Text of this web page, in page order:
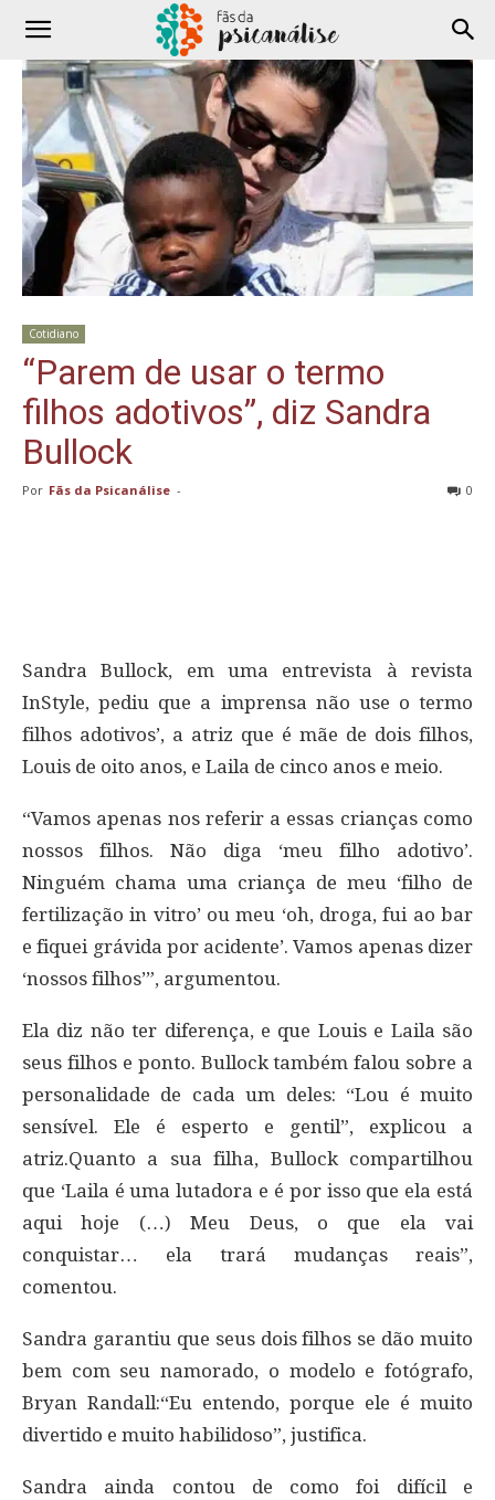
Cotidiano
“Parem de usar o termo
filhos adotivos”, diz Sandra
Bullock
Por Fãs da Psicanálise - 0
Sandra Bullock, em uma entrevista à revista
InStyle, pediu que a imprensa não use o termo
filhos adotivos’, a atriz que é mãe de dois filhos,
Louis de oito anos, e Laila de cinco anos e meio.
“Vamos apenas nos referir a essas crianças como
nossos filhos. Não diga ‘meu filho adotivo’.
Ninguém chama uma criança de meu ‘filho de
fertilização in vitro’ ou meu ‘oh, droga, fui ao bar
e fiquei grávida por acidente’. Vamos apenas dizer
‘nossos filhos’”, argumentou.
Ela diz não ter diferença, e que Louis e Laila são
seus filhos e ponto. Bullock também falou sobre a
personalidade de cada um deles: “Lou é muito
sensível. Ele é esperto e gentil”, explicou a
atriz.Quanto a sua filha, Bullock compartilhou
que ‘Laila é uma lutadora e é por isso que ela está
aqui hoje (…) Meu Deus, o que ela vai
conquistar… ela trará mudanças reais”,
comentou.
Sandra garantiu que seus dois filhos se dão muito
bem com seu namorado, o modelo e fotógrafo,
Bryan Randall:“Eu entendo, porque ele é muito
divertido e muito habilidoso”, justifica.
Sandra ainda contou de como foi difícil e